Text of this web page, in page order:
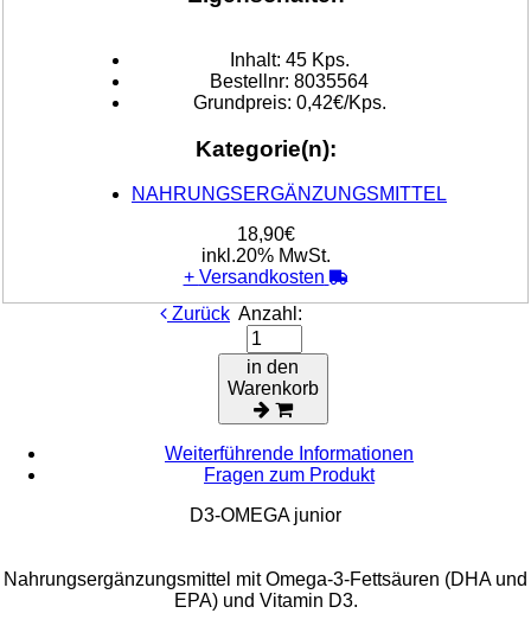
Inhalt: 45 Kps.
Bestellnr: 8035564
Grundpreis: 0,42€/Kps.
Kategorie(n):
NAHRUNGSERGÄNZUNGSMITTEL
18,90€
inkl.20% MwSt.
+ Versandkosten
Zurück Anzahl:
in den
Warenkorb
Weiterführende Informationen
Fragen zum Produkt
D3-OMEGA junior
​Nahrungsergänzungsmittel mit Omega-3-Fettsäuren (DHA und
EPA) und Vitamin D3.